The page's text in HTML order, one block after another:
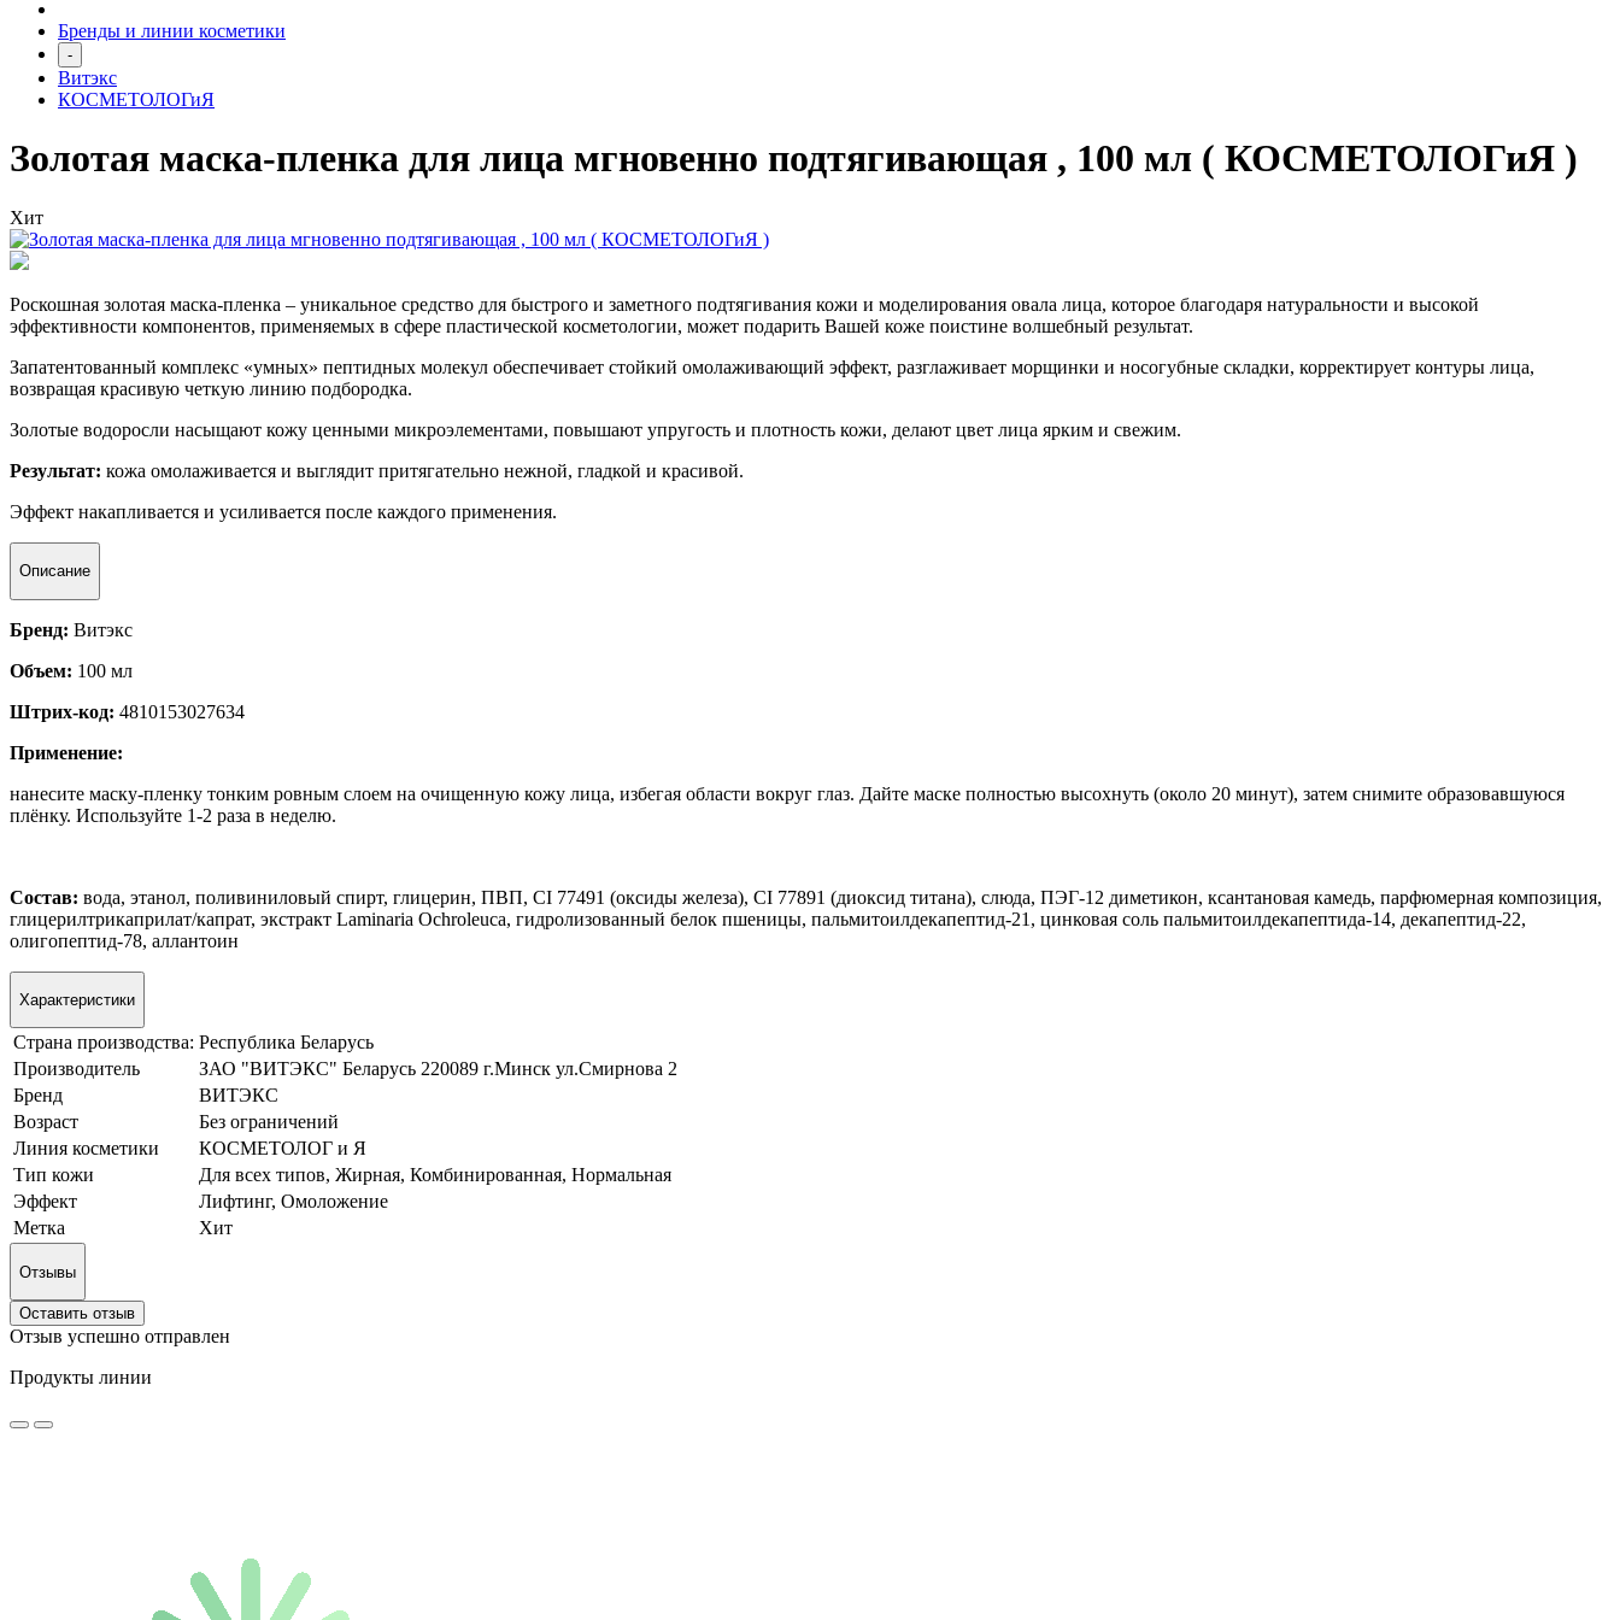
Бренды и линии косметики
-
Витэкс
КОСМЕТОЛОГиЯ
Золотая маска-пленка для лица мгновенно подтягивающая , 100 мл ( КОСМЕТОЛОГиЯ )
Хит
Роскошная золотая маска-пленка – уникальное средство для быстрого и заметного подтягивания кожи и моделирования овала лица, которое благодаря натуральности и высокой
эффективности компонентов, применяемых в сфере пластической косметологии, может подарить Вашей коже поистине волшебный результат.
Запатентованный комплекс «умных» пептидных молекул обеспечивает стойкий омолаживающий эффект, разглаживает морщинки и носогубные складки, корректирует контуры лица,
возвращая красивую четкую линию подбородка.
Золотые водоросли насыщают кожу ценными микроэлементами, повышают упругость и плотность кожи, делают цвет лица ярким и свежим.
Результат: кожа омолаживается и выглядит притягательно нежной, гладкой и красивой.
Эффект накапливается и усиливается после каждого применения.
Описание
Бренд: Витэкс
Объем: 100 мл
Штрих-код: 4810153027634
Применение:
нанесите маску-пленку тонким ровным слоем на очищенную кожу лица, избегая области вокруг глаз. Дайте маске полностью высохнуть (около 20 минут), затем снимите образовавшуюся
плёнку. Используйте 1-2 раза в неделю.
Состав: вода, этанол, поливиниловый спирт, глицерин, ПВП, CI 77491 (оксиды железа), CI 77891 (диоксид титана), слюда, ПЭГ-12 диметикон, ксантановая камедь, парфюмерная композиция,
глицерилтрикаприлат/капрат, экстракт Laminaria Ochroleuca, гидролизованный белок пшеницы, пальмитоилдекапептид-21, цинковая соль пальмитоилдекапептида-14, декапептид-22,
олигопептид-78, аллантоин
Характеристики
Страна производства: Республика Беларусь
Производитель
ЗАО "ВИТЭКС" Беларусь 220089 г.Минск ул.Смирнова 2
Бренд
ВИТЭКС
Возраст
Без ограничений
Линия косметики
КОСМЕТОЛОГ и Я
Тип кожи
Для всех типов, Жирная, Комбинированная, Нормальная
Эффект
Лифтинг, Омоложение
Метка
Хит
Отзывы
Оставить отзыв
Отзыв успешно отправлен
Продукты линии